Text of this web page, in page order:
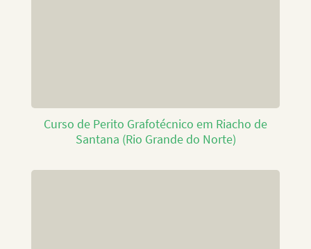
Curso de Perito Grafotécnico em Riacho de
Santana (Rio Grande do Norte)